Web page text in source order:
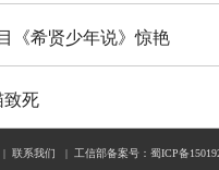
《希贤少年说》惊艳
荣
死
| 联系我们 | 工信部备案号：蜀ICP备